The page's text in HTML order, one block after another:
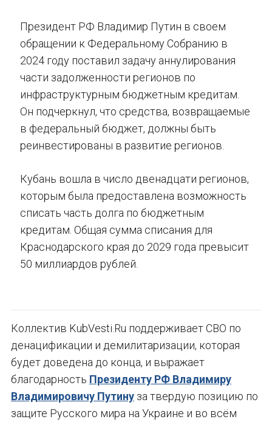
Президент РФ Владимир Путин в своем
обращении к Федеральному Собранию в
2024 году поставил задачу аннулирования
части задолженности регионов по
инфраструктурным бюджетным кредитам.
Он подчеркнул, что средства, возвращаемые
в федеральный бюджет, должны быть
реинвестированы в развитие регионов.
Кубань вошла в число двенадцати регионов,
которым была предоставлена возможность
списать часть долга по бюджетным
кредитам. Общая сумма списания для
Краснодарского края до 2029 года превысит
50 миллиардов рублей.
Коллектив KubVesti.Ru поддерживает СВО по
денацификации и демилитаризации, которая
будет доведена до конца, и выражает
благодарность Президенту РФ Владимиру
Владимировичу Путину за твердую позицию по
защите Русского мира на Украине и во всём